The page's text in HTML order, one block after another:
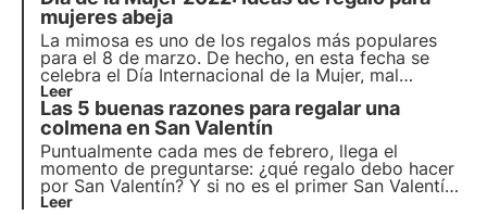
sostenible! ????
mujeres abeja
La mimosa es uno de los regalos más populares
para el 8 de marzo. De hecho, en esta fecha se
celebra el Día Internacional de la Mujer, mal
llamado Día de la Mujer. Regale una colmena por el
Día de la Mujer
Leer
Las 5 buenas razones para regalar una
colmena en San Valentín
Puntualmente cada mes de febrero, llega el
momento de preguntarse: ¿qué regalo debo hacer
por San Valentín? Y si no es el primer San Valentín
que pasas con la persona que amas, puede que
Leer